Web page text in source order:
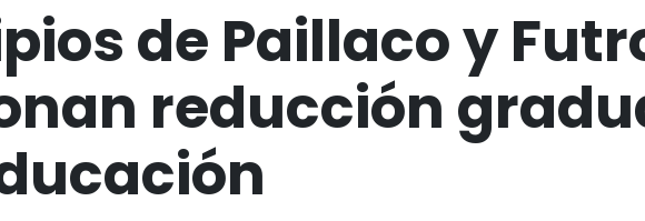
de Paillaco y
reducción